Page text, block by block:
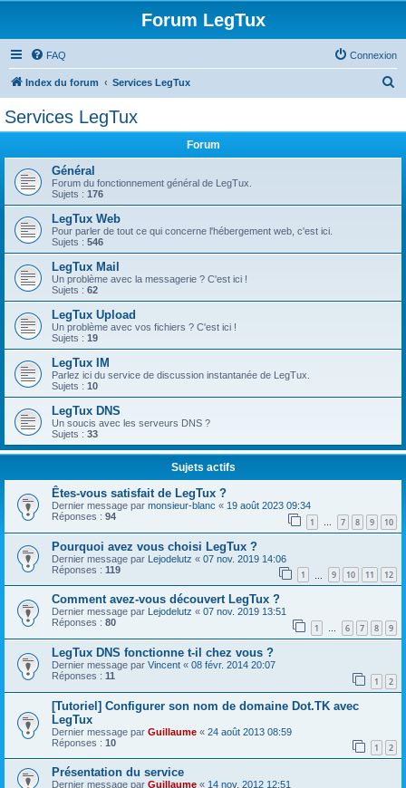
Forum LegTux
FAQ Connexion
Index du forum Services LegTux
e
Services LegTux
Forum
Général
Forum du fonctionnement général de LegTux.
Sujets : 176
LegTux Web
Pour parler de tout ce qui concerne l'hébergement web, c'est ici.
Sujets : 546
LegTux Mail
Un problème avec la messagerie ? C'est ici !
Sujets : 62
LegTux Upload
Un problème avec vos fichiers ? C'est ici !
Sujets : 19
LegTux IM
Parlez ici du service de discussion instantanée de LegTux.
Sujets : 10
LegTux DNS
Un soucis avec les serveurs DNS ?
Sujets : 33
Sujets actifs
Êtes-vous satisfait de LegTux ?
Dernier message par monsieur-blanc « 19 août 2023 09:34
Réponses : 94 1 … 7 8 9 10
Pourquoi avez vous choisi LegTux ?
Dernier message par Lejodelutz « 07 nov. 2019 14:06
Réponses : 119 1 9 10 11 12
Comment avez-vous découvert LegTux ?
Dernier message par Lejodelutz « 07 nov. 2019 13:51
Réponses : 80 1 … 6 7 8 9
LegTux DNS fonctionne t-il chez vous ?
Dernier message par Vincent « 08 févr. 2014 20:07
Réponses : 11 1 2
[Tutoriel] Configurer son nom de domaine Dot.TK avec
LegTux
Dernier message par Guillaume « 24 août 2013 08:59
Réponses : 10 1 2
Présentation du service
Dernier message par Guillaume « 14 nov. 2012 12:51